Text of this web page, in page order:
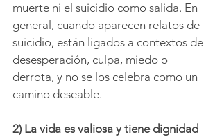
muerte ni el suicidio como salida. En
general, cuando aparecen relatos de
suicidio, están ligados a contextos de
desesperación, culpa, miedo o
derrota, y no se los celebra como un
camino deseable.
2) La vida es valiosa y tiene dignidad